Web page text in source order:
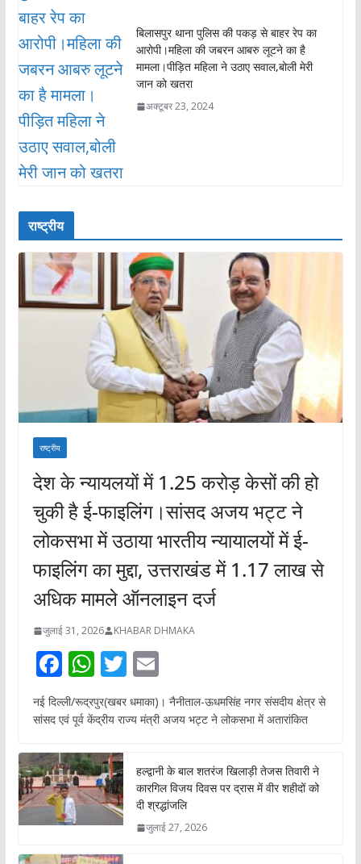
बिलासपुर थाना पुलिस की पकड़ से बाहर रेप का
आरोपी।महिला की जबरन आबरु लूटने का है
मामला।पीड़ित महिला ने उठाए सवाल,बोली मेरी
जान को खतरा
अक्टूबर 23, 2024
राष्ट्रीय
राष्ट्रीय
देश के न्यायलयों में 1.25 करोड़ केसों की हो
चुकी है ई-फाइलिंग।सांसद अजय भट्ट ने
लोकसभा में उठाया भारतीय न्यायालयों में ई-
फाइलिंग का मुद्दा, उत्तराखंड में 1.17 लाख से
अधिक मामले ऑनलाइन दर्ज
जुलाई 31, 2026 KHABAR DHMAKA
F
ac
e
o
o
k
W
h
at
A
p
p
T
w
itt
E
m
ai
नई दिल्ली/रूद्रपुर(खबर धमाका)। नैनीताल-ऊधमसिंह नगर संसदीय क्षेत्र से
सांसद एवं पूर्व केंद्रीय राज्य मंत्री अजय भट्ट ने लोकसभा में अतारांकित
हल्द्वानी के बाल शतरंज खिलाड़ी तेजस तिवारी ने
कारगिल विजय दिवस पर द्रास में वीर शहीदों को
दी श्रद्धांजलि
जुलाई 27, 2026